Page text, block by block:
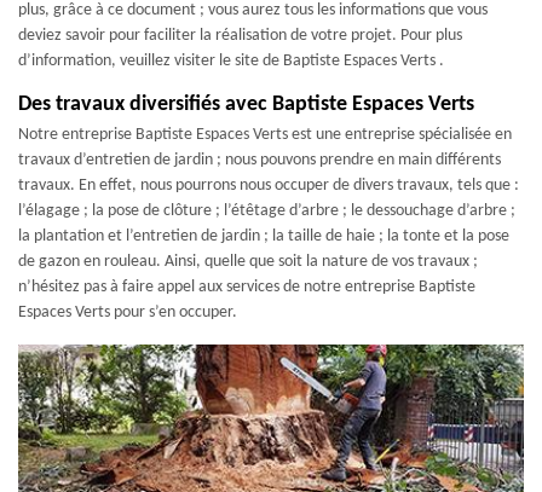
plus, grâce à ce document ; vous aurez tous les informations que vous
deviez savoir pour faciliter la réalisation de votre projet. Pour plus
d’information, veuillez visiter le site de Baptiste Espaces Verts .
Des travaux diversifiés avec Baptiste Espaces Verts
Notre entreprise Baptiste Espaces Verts est une entreprise spécialisée en
travaux d’entretien de jardin ; nous pouvons prendre en main différents
travaux. En effet, nous pourrons nous occuper de divers travaux, tels que :
l’élagage ; la pose de clôture ; l’étêtage d’arbre ; le dessouchage d’arbre ;
la plantation et l’entretien de jardin ; la taille de haie ; la tonte et la pose
de gazon en rouleau. Ainsi, quelle que soit la nature de vos travaux ;
n’hésitez pas à faire appel aux services de notre entreprise Baptiste
Espaces Verts pour s’en occuper.